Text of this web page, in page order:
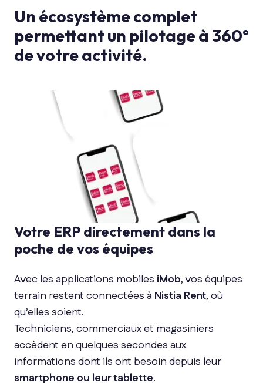
Un écosystème complet
permettant un pilotage à 360°
de votre activité.
Votre ERP directement dans la
poche de vos équipes
Avec les applications mobiles iMob, vos équipes
terrain restent connectées à Nistia Rent, où
qu’elles soient.
Techniciens, commerciaux et magasiniers
accèdent en quelques secondes aux
informations dont ils ont besoin depuis leur
smartphone ou leur tablette.